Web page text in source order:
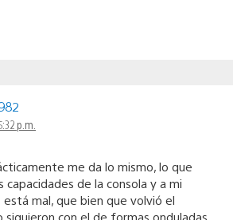
p.m.
me da lo mismo, lo que
capacidades de la consola y a mi
mal, que bien que volvió el
siguieron con el de formas onduladas